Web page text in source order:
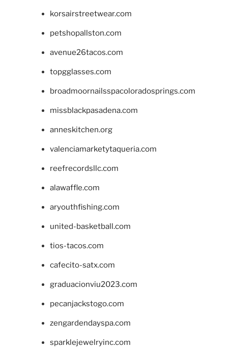
korsairstreetwear.com
petshopallston.com
avenue26tacos.com
topgglasses.com
broadmoornailsspacoloradosprings.com
missblackpasadena.com
anneskitchen.org
valenciamarketytaqueria.com
reefrecordsllc.com
alawaffle.com
aryouthfishing.com
united-basketball.com
tios-tacos.com
cafecito-satx.com
graduacionviu2023.com
pecanjackstogo.com
zengardendayspa.com
sparklejewelryinc.com